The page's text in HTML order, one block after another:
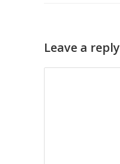
Leave a reply